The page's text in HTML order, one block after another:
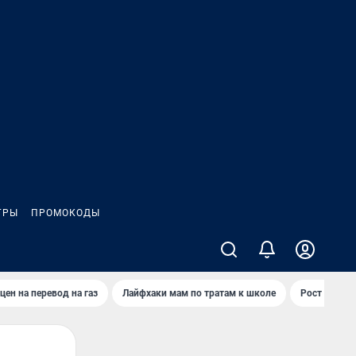
ПРОМОКОДЫ
на перевод на газ Лайфхаки мам по тратам к школе Рост цен на